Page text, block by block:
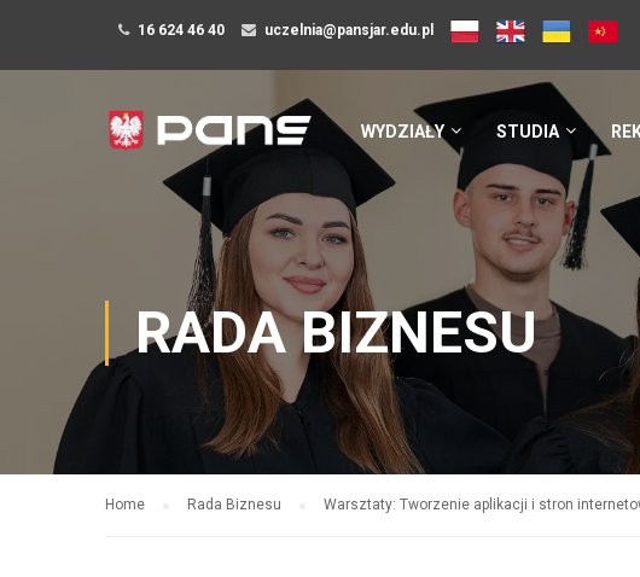
16 624 46 40 uczelnia@pansjar.edu.pl
WYDZIAŁY STUDIA
RADA BIZNESU
Home Rada Biznesu Warsztaty: Tworzenie aplikacji i stron